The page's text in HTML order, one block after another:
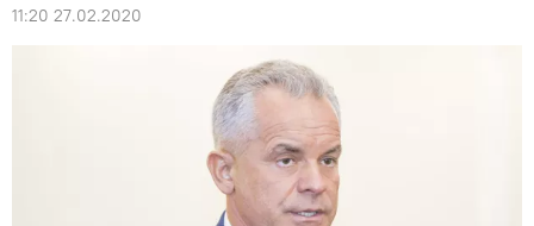
11:20 27.02.2020